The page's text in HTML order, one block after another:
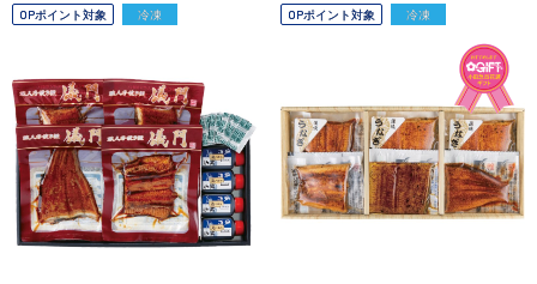
OPポイント対象 冷凍 OPポイント対象 冷凍